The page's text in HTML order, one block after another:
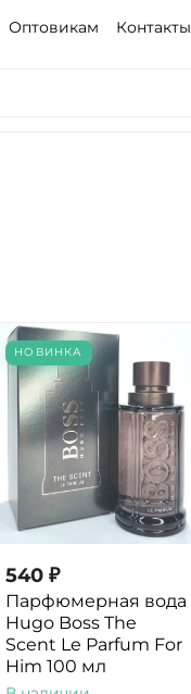
Оптовикам Контакты
НОВИНКА
540 ₽
Парфюмерная вода
Hugo Boss The
Scent Le Parfum For
Him 100 мл